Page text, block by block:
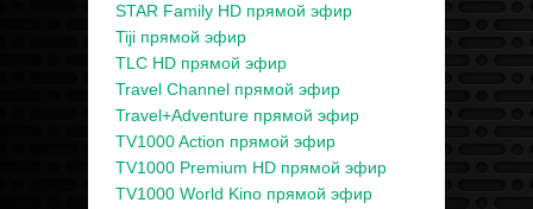
STAR Family HD прямой эфир
Tiji прямой эфир
TLC HD прямой эфир
Travel Channel прямой эфир
Travel+Adventure прямой эфир
TV1000 Action прямой эфир
TV1000 Premium HD прямой эфир
TV1000 World Kino прямой эфир